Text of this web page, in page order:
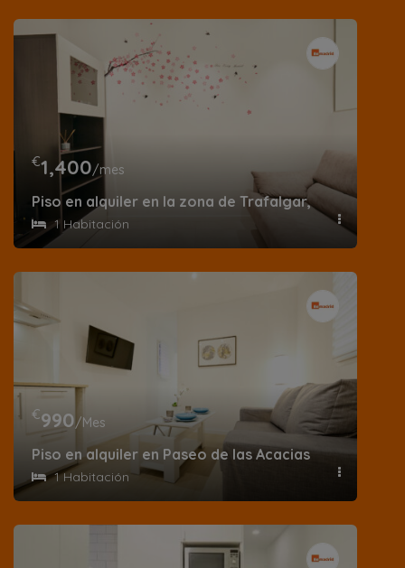
€1,400/mes
Piso en alquiler en la zona de Trafalgar, calle de
1 Habitación
€990/Mes
Piso en alquiler en Paseo de las Acacias – Lavapiés
1 Habitación